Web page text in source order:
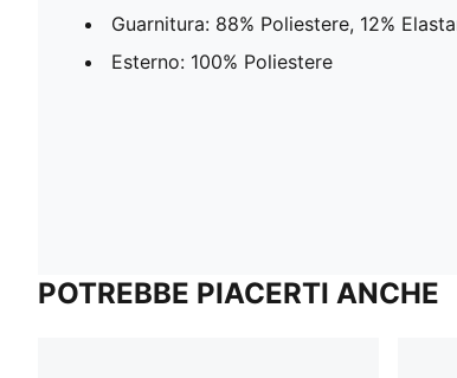
Guarnitura: 88% Poliestere, 12%
Esterno: 100% Poliestere
POTREBBE PIACERTI ANCHE